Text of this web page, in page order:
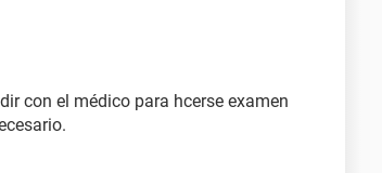
con el médico para hcerse examen